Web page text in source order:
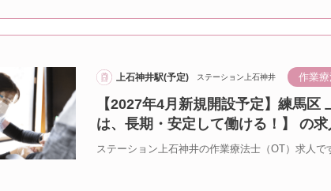
上石神井駅(予定) ステーション上石神井 作業療
【2027年4月新規開設予定】練馬
は、長期・安定して働ける！】 の求
ステーション上石神井の作業療法士（OT）求人で